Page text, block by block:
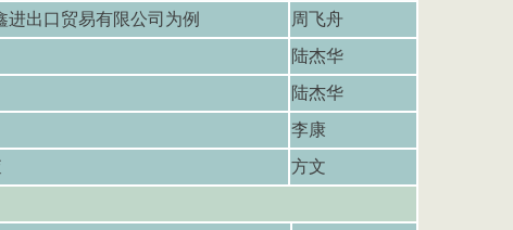
进出口贸易有限公司为例
周飞舟
陆杰华
陆杰华
李康
方文